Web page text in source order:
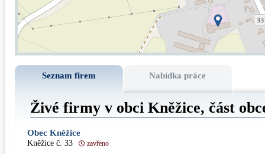
Seznam firem Nabídka práce
Živé firmy v obci Kněžice, část
Obec Kněžice
Kněžice č. 33 zavřeno